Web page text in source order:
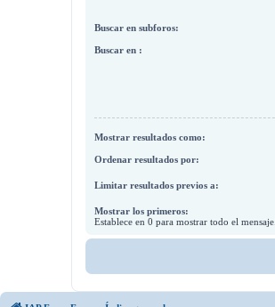
Buscar en subforos:
Buscar en :
Mostrar resultados como:
Ordenar resultados por:
Limitar resultados previos a:
Mostrar los primeros:
Establece en 0 para mostrar todo el mensaje.